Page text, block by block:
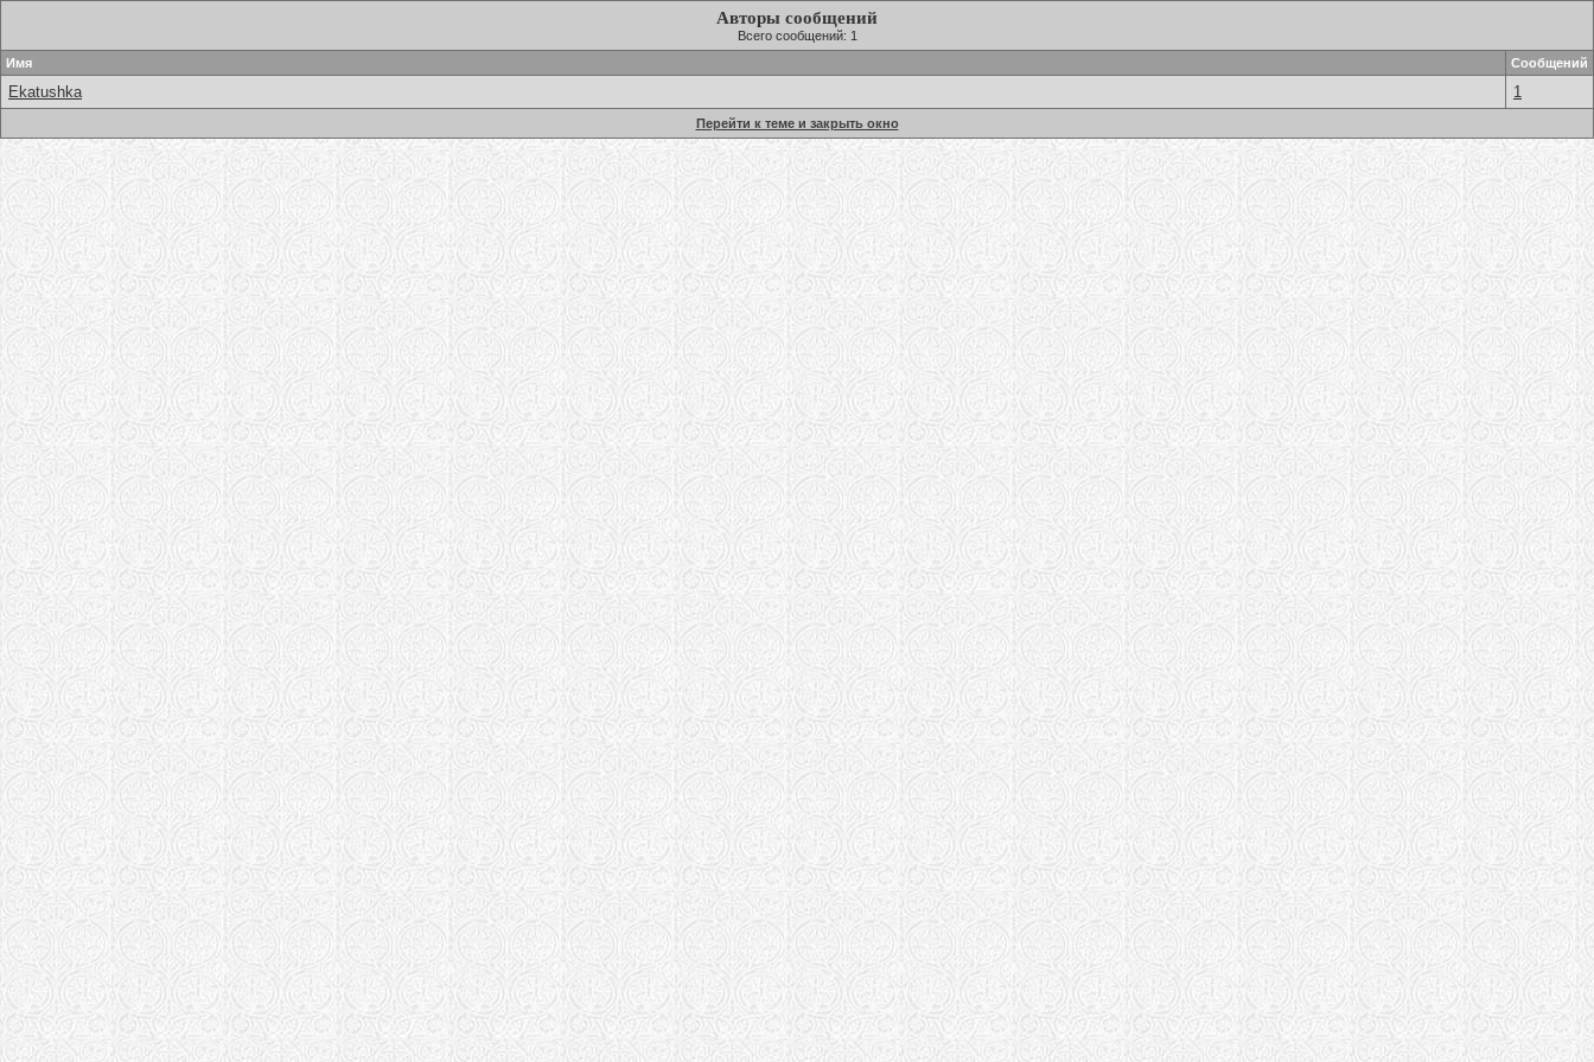
Авторы сообщений
Всего сообщений: 1
Имя
Сообщений
Ekatushka 1
Перейти к теме и закрыть окно